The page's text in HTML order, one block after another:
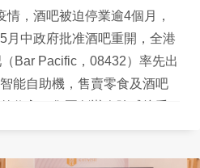
，酒吧被迫停業逾4個月，
月中政府批准酒吧重開，全港
Bar Pacific，08432）率先出
能自助機，售賣零食及酒吧
升至疫情前80%至90%，未